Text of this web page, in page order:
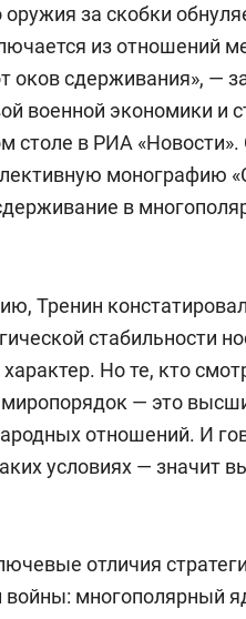
за скобки
из отношений
оков сдерживания», —
военной экономики и
столе в РИА
монографию
в
Тренин
стабильности
характер. Но те, кто
— это
отношений. И
условиях — значит
отличия
войны: многополярный